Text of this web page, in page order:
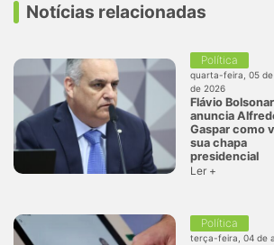
Notícias relacionadas
Política
quarta-feira, 05
de 2026
Flávio
anuncia
Gaspar como
sua chapa
presidencial
Ler +
Política
terça-feira, 04 de